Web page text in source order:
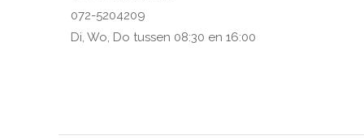
072-5204209
Di, Wo, Do tussen 08:30 en 16:00